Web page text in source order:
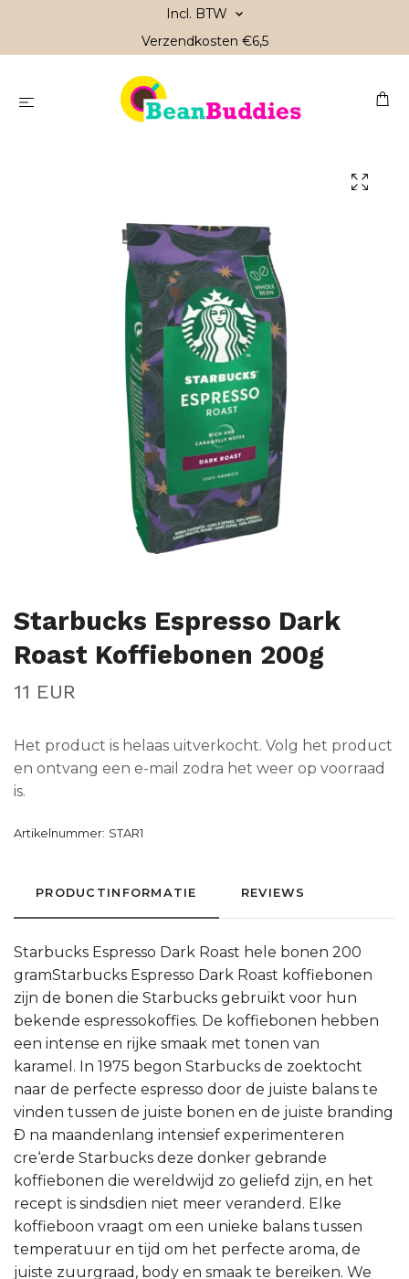
Incl. BTW
Verzendkosten €6,5
Starbucks Espresso Dark
Roast Koffiebonen 200g
11 EUR
Het product is helaas uitverkocht. Volg het product
en ontvang een e-mail zodra het weer op voorraad
is.
Artikelnummer: STAR1
PRODUCTINFORMATIE REVIEWS
Starbucks Espresso Dark Roast hele bonen 200
gramStarbucks Espresso Dark Roast koffiebonen
zijn de bonen die Starbucks gebruikt voor hun
bekende espressokoffies. De koffiebonen hebben
een intense en rijke smaak met tonen van
karamel. In 1975 begon Starbucks de zoektocht
naar de perfecte espresso door de juiste balans te
vinden tussen de juiste bonen en de juiste branding
Ð na maandenlang intensief experimenteren
cre‘erde Starbucks deze donker gebrande
koffiebonen die wereldwijd zo geliefd zijn, en het
recept is sindsdien niet meer veranderd. Elke
koffieboon vraagt om een unieke balans tussen
temperatuur en tijd om het perfecte aroma, de
juiste zuurgraad, body en smaak te bereiken. We